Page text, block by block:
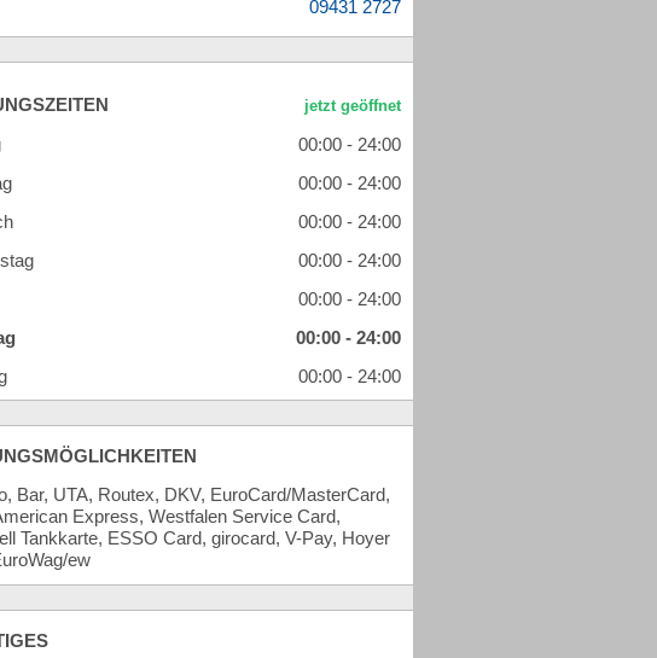
00:00 - 24:00
00:00 - 24:00
00:00 - 24:00
00:00 - 24:00
00:00 - 24:00
00:00 - 24:00
00:00 - 24:00
Bar, UTA, Routex, DKV, EuroCard/MasterCard,
Express, Westfalen Service Card,
Tankkarte, ESSO Card, girocard, V-Pay, Hoyer
ew